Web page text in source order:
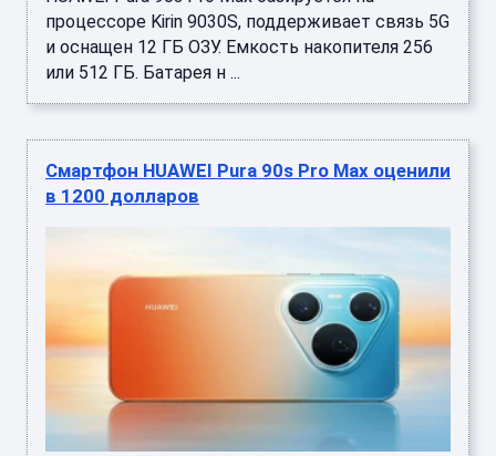
процессоре Kirin 9030S, поддерживает связь 5G
и оснащен 12 ГБ ОЗУ. Емкость накопителя 256
или 512 ГБ. Батарея н ...
Смартфон HUAWEI Pura 90s Pro Max оценили
в 1200 долларов